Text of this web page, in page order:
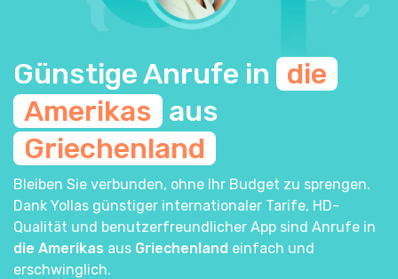
Günstige Anrufe in die
Amerikas aus
Griechenland
Bleiben Sie verbunden, ohne Ihr Budget zu sprengen.
Dank Yollas günstiger internationaler Tarife, HD-
Qualität und benutzerfreundlicher App sind Anrufe in
die Amerikas aus Griechenland einfach und
erschwinglich.